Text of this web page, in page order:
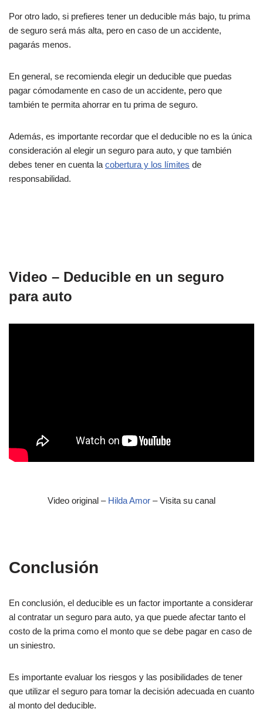
Por otro lado, si prefieres tener un deducible más bajo, tu prima
de seguro será más alta, pero en caso de un accidente,
pagarás menos.
En general, se recomienda elegir un deducible que puedas
pagar cómodamente en caso de un accidente, pero que
también te permita ahorrar en tu prima de seguro.
Además, es importante recordar que el deducible no es la única
consideración al elegir un seguro para auto, y que también
debes tener en cuenta la cobertura y los límites de
responsabilidad.
Video – Deducible en un seguro
para auto
Video original – Hilda Amor – Visita su canal
Conclusión
En conclusión, el deducible es un factor importante a considerar
al contratar un seguro para auto, ya que puede afectar tanto el
costo de la prima como el monto que se debe pagar en caso de
un siniestro.
Es importante evaluar los riesgos y las posibilidades de tener
que utilizar el seguro para tomar la decisión adecuada en cuanto
al monto del deducible.